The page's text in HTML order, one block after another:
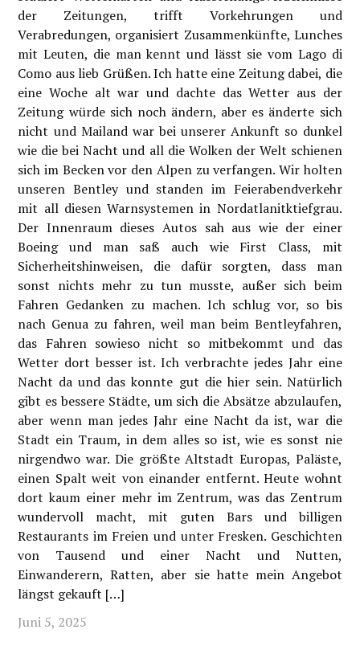
der Zeitungen, trifft Vorkehrungen und
Verabredungen, organisiert Zusammenkünfte, Lunches
mit Leuten, die man kennt und lässt sie vom Lago di
Como aus lieb Grüßen. Ich hatte eine Zeitung dabei, die
eine Woche alt war und dachte das Wetter aus der
Zeitung würde sich noch ändern, aber es änderte sich
nicht und Mailand war bei unserer Ankunft so dunkel
wie die bei Nacht und all die Wolken der Welt schienen
sich im Becken vor den Alpen zu verfangen. Wir holten
unseren Bentley und standen im Feierabendverkehr
mit all diesen Warnsystemen in Nordatlanitktiefgrau.
Der Innenraum dieses Autos sah aus wie der einer
Boeing und man saß auch wie First Class, mit
Sicherheitshinweisen, die dafür sorgten, dass man
sonst nichts mehr zu tun musste, außer sich beim
Fahren Gedanken zu machen. Ich schlug vor, so bis
nach Genua zu fahren, weil man beim Bentleyfahren,
das Fahren sowieso nicht so mitbekommt und das
Wetter dort besser ist. Ich verbrachte jedes Jahr eine
Nacht da und das konnte gut die hier sein. Natürlich
gibt es bessere Städte, um sich die Absätze abzulaufen,
aber wenn man jedes Jahr eine Nacht da ist, war die
Stadt ein Traum, in dem alles so ist, wie es sonst nie
nirgendwo war. Die größte Altstadt Europas, Paläste,
einen Spalt weit von einander entfernt. Heute wohnt
dort kaum einer mehr im Zentrum, was das Zentrum
wundervoll macht, mit guten Bars und billigen
Restaurants im Freien und unter Fresken. Geschichten
von Tausend und einer Nacht und Nutten,
Einwanderern, Ratten, aber sie hatte mein Angebot
längst gekauft […]
Juni 5, 2025